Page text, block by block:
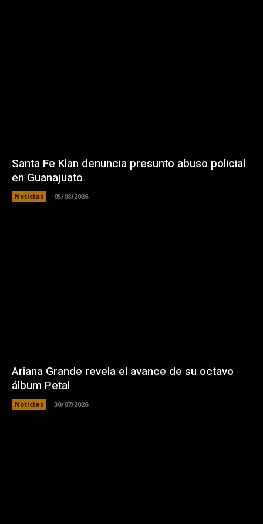
Santa Fe Klan denuncia presunto abuso policial
en Guanajuato
Noticias 05/08/2026
Ariana Grande revela el avance de su octavo
álbum Petal
Noticias 30/07/2026